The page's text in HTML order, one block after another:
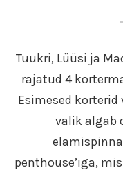
Tuukri, Lüüsi ja
rajatud 4
Esimesed korterid
valik algab
penthouse’iga,